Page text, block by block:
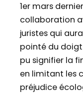
1er mars
collaboration
juristes qui
pointé du
pu signifier la
en limitant les
préjudice